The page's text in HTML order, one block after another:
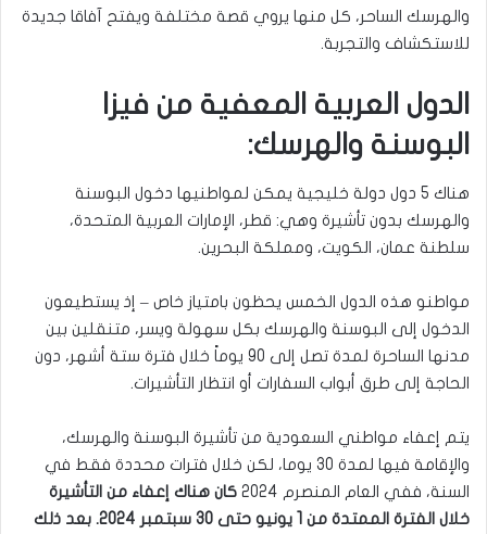
والهرسك الساحر، كل منها يروي قصة مختلفة ويفتح آفاقا جديدة
للاستكشاف والتجربة.
الدول العربية المعفية من فيزا
البوسنة والهرسك:
هناك 5 دول دولة خليجية يمكن لمواطنيها دخول البوسنة
والهرسك بدون تأشيرة وهي: قطر، الإمارات العربية المتحدة،
سلطنة عمان، الكويت، ومملكة البحرين.
مواطنو هذه الدول الخمس يحظون بامتياز خاص – إذ يستطيعون
الدخول إلى البوسنة والهرسك بكل سهولة ويسر، متنقلين بين
مدنها الساحرة لمدة تصل إلى 90 يوماً خلال فترة ستة أشهر، دون
الحاجة إلى طرق أبواب السفارات أو انتظار التأشيرات.
يتم إعفاء مواطني السعودية من تأشيرة البوسنة والهرسك،
والإقامة فيها لمدة 30 يوما، لكن خلال فترات محددة فقط في
السنة، ففي العام المنصرم 2024
كان هناك إعفاء من التأشيرة
خلال الفترة الممتدة من 1 يونيو حتى 30 سبتمبر 2024. بعد ذلك